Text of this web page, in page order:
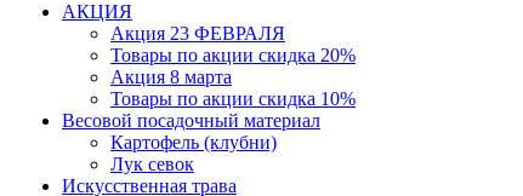
АКЦИЯ
Акция 23 ФЕВРАЛЯ
Товары по акции скидка 20%
Акция 8 марта
Товары по акции скидка 10%
Весовой посадочный материал
Картофель (клубни)
Лук севок
Искусственная трава